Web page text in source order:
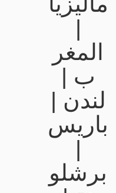
|
المغر
ب |
لندن |
باريس
|
برشلو